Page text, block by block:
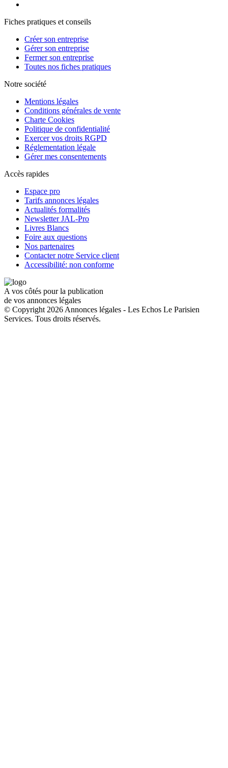
Fiches pratiques et conseils
Créer son entreprise
Gérer son entreprise
Fermer son entreprise
Toutes nos fiches pratiques
Notre société
Mentions légales
Conditions générales de vente
Charte Cookies
Politique de confidentialité
Exercer vos droits RGPD
Réglementation légale
Gérer mes consentements
Accès rapides
Espace pro
Tarifs annonces légales
Actualités formalités
Newsletter JAL-Pro
Livres Blancs
Foire aux questions
Nos partenaires
Contacter notre Service client
Accessibilité: non conforme
A vos côtés pour la publication
de vos annonces légales
© Copyright 2026 Annonces légales - Les Echos Le Parisien
Services. Tous droits réservés.